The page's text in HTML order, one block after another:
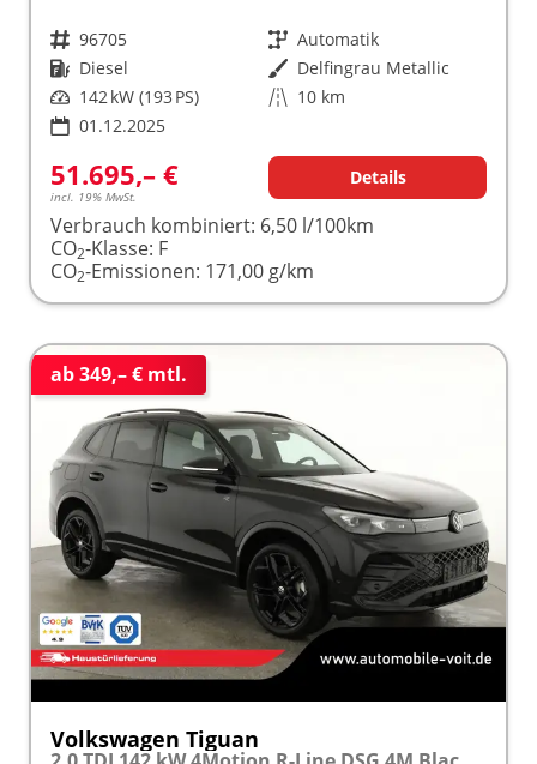
Fahrzeugnr. 96705 Getriebe Automatik
Kraftstoff Diesel Außenfarbe Delfingrau Metallic
Leistung 142 kW (193 PS) Kilometerstand 10 km
01.12.2025
51.695,– €
incl. 19% MwSt.
Details
Verbrauch kombiniert: 6,50 l/100km
CO2-Klasse: F
CO2-Emissionen: 171,00 g/km
ab 349,– € mtl.
Volkswagen Tiguan